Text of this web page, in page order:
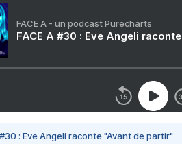
FACE A - un podcast Purecharts
FACE A #30 : Eve Angeli
#30 : Eve Angeli raconte "Avant de partir"